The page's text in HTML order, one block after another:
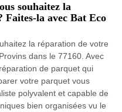
souhaitez la
la avec Bat Eco
la réparation de votre
dans le 77160. Avec
de parquet qui
votre parquet vous
polyvalent et capable de
bien organisées vu le